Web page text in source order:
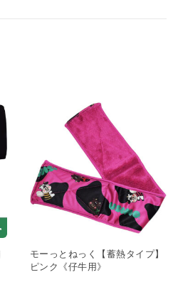
モーっとねっく【蓄熱タイプ】
ピンク《仔牛用》